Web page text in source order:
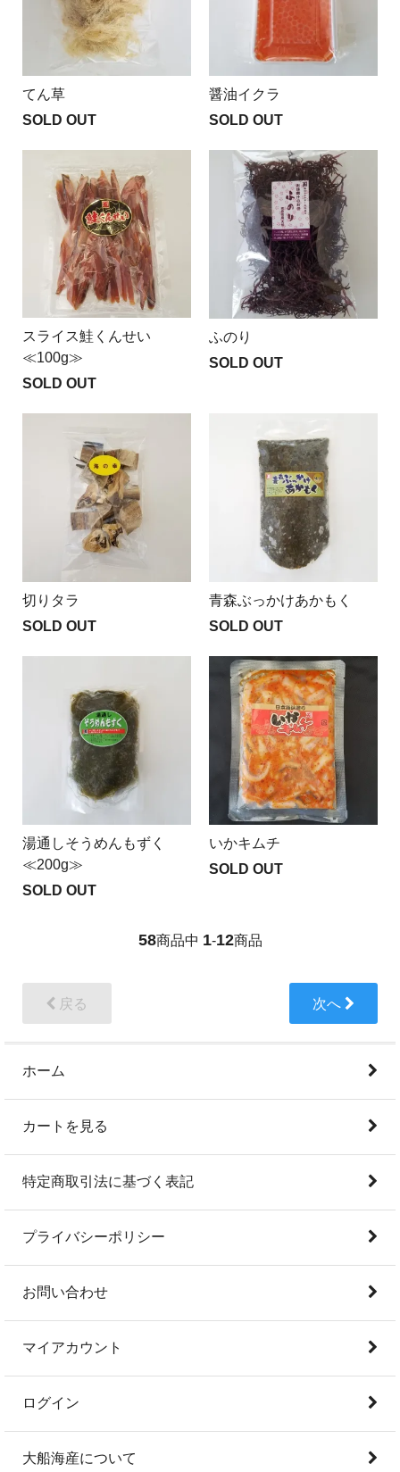
てん草
SOLD OUT
醤油イクラ
SOLD OUT
スライス鮭くんせい
≪100g≫
SOLD OUT
ふのり
SOLD OUT
切りタラ
SOLD OUT
青森ぶっかけあかもく
SOLD OUT
湯通しそうめんもずく
≪200g≫
SOLD OUT
いかキムチ
SOLD OUT
58商品中 1-12商品
戻る 次へ
ホーム
カートを見る
特定商取引法に基づく表記
プライバシーポリシー
お問い合わせ
マイアカウント
ログイン
大船海産について